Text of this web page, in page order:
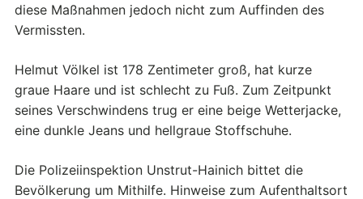
diese Maßnahmen jedoch nicht zum Auffinden des
Vermissten.
Helmut Völkel ist 178 Zentimeter groß, hat kurze
graue Haare und ist schlecht zu Fuß. Zum Zeitpunkt
seines Verschwindens trug er eine beige Wetterjacke,
eine dunkle Jeans und hellgraue Stoffschuhe.
Die Polizeiinspektion Unstrut-Hainich bittet die
Bevölkerung um Mithilfe. Hinweise zum Aufenthaltsort